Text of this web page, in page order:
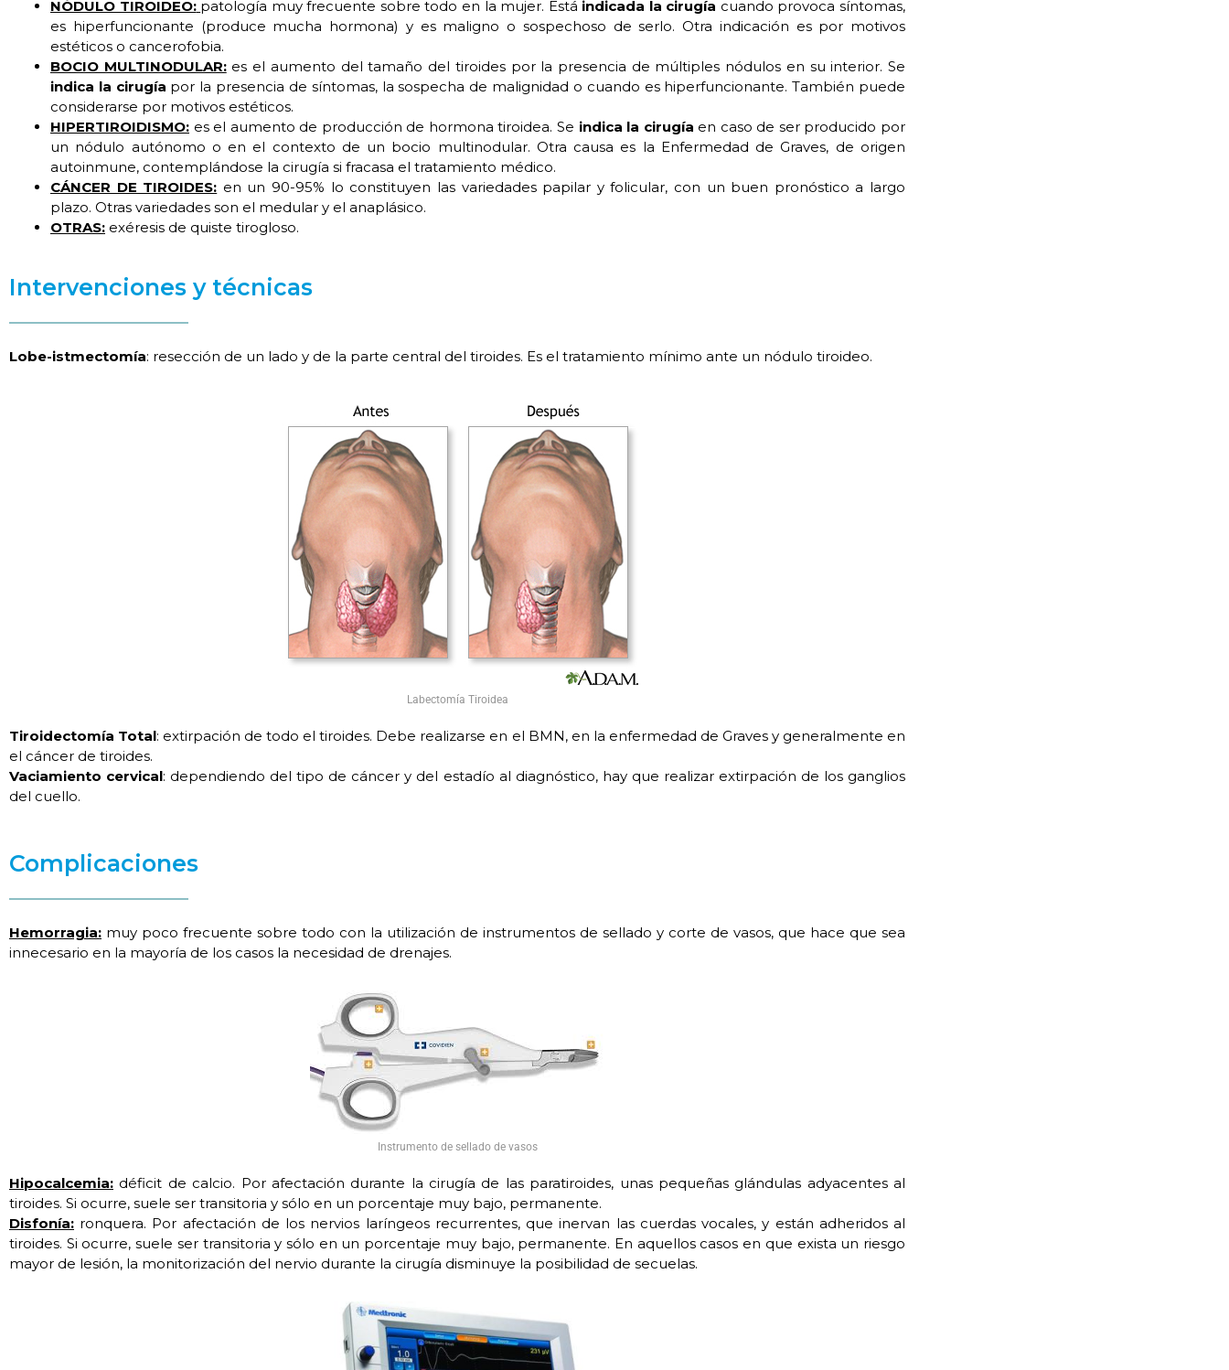
NÓDULO TIROIDEO: patología muy frecuente sobre todo en la mujer. Está indicada la cirugía cuando provoca síntomas,
es hiperfuncionante (produce mucha hormona) y es maligno o sospechoso de serlo. Otra indicación es por motivos
estéticos o cancerofobia.
BOCIO MULTINODULAR:es el aumento del tamaño del tiroides por la presencia de múltiples nódulos en su interior. Se
indica la cirugía por la presencia de síntomas, la sospecha de malignidad o cuando es hiperfuncionante. También puede
considerarse por motivos estéticos.
HIPERTIROIDISMO: es el aumento de producción de hormona tiroidea. Se indica la cirugía en caso de ser producido por
un nódulo autónomo o en el contexto de un bocio multinodular. Otra causa es la Enfermedad de Graves, de origen
autoinmune, contemplándose la cirugía si fracasa el tratamiento médico.
CÁNCER DE TIROIDES: en un 90-95% lo constituyen las variedades papilar y folicular, con un buen pronóstico a largo
plazo. Otras variedades son el medular y el anaplásico.
OTRAS: exéresis de quiste tirogloso.
Intervenciones y técnicas
Lobe-istmectomía: resección de un lado y de la parte central del tiroides. Es el tratamiento mínimo ante un nódulo tiroideo.
Labectomía Tiroidea
Tiroidectomía Total: extirpación de todo el tiroides. Debe realizarse en el BMN, en la enfermedad de Graves y generalmente en
el cáncer de tiroides.
Vaciamiento cervical: dependiendo del tipo de cáncer y del estadío al diagnóstico, hay que realizar extirpación de los ganglios
del cuello.
Complicaciones
Hemorragia: muy poco frecuente sobre todo con la utilización de instrumentos de sellado y corte de vasos, que hace que sea
innecesario en la mayoría de los casos la necesidad de drenajes.
Instrumento de sellado de vasos
Hipocalcemia: déficit de calcio. Por afectación durante la cirugía de las paratiroides, unas pequeñas glándulas adyacentes al
tiroides. Si ocurre, suele ser transitoria y sólo en un porcentaje muy bajo, permanente.
Disfonía: ronquera. Por afectación de los nervios laríngeos recurrentes, que inervan las cuerdas vocales, y están adheridos al
tiroides. Si ocurre, suele ser transitoria y sólo en un porcentaje muy bajo, permanente. En aquellos casos en que exista un riesgo
mayor de lesión, la monitorización del nervio durante la cirugía disminuye la posibilidad de secuelas.